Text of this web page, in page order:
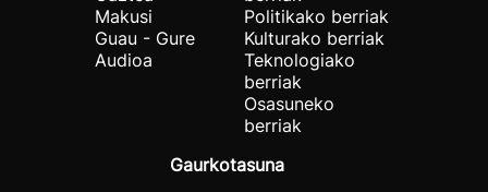
Makusi
Guau - Gure
Audioa
Politikako berriak
Kulturako berriak
Teknologiako
berriak
Osasuneko
berriak
Gaurkotasuna